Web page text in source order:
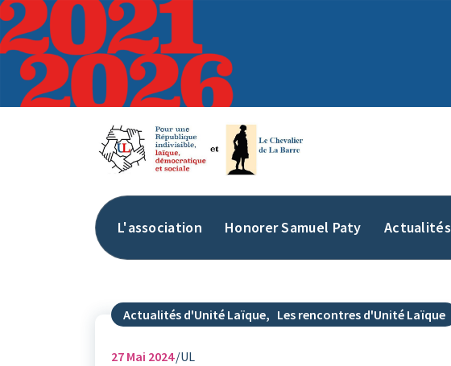
Aller
au
contenu
L'association Honorer Samuel Paty Actualités
Actualités d'Unité Laïque, Les rencontres d'Unité Laïque
27 Mai 2024 UL